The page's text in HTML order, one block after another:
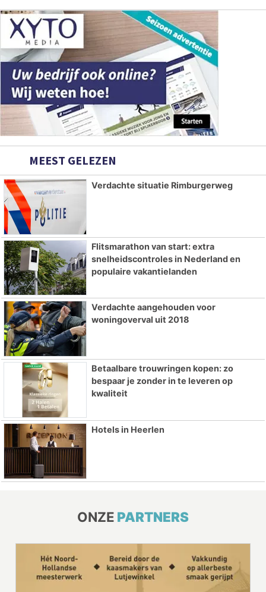
MEEST GELEZEN
Verdachte situatie Rimburgerweg
Flitsmarathon van start: extra
snelheidscontroles in Nederland en
populaire vakantielanden
Verdachte aangehouden voor
woningoverval uit 2018
Betaalbare trouwringen kopen: zo
bespaar je zonder in te leveren op
kwaliteit
Hotels in Heerlen
ONZE PARTNERS